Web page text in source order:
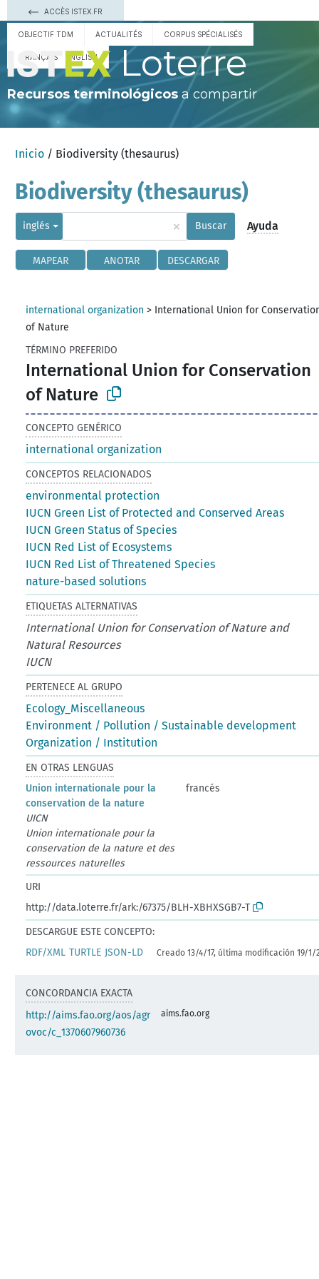
ACCÈS ISTEX.FR
OBJECTIF TDM ACTUALITÉS CORPUS SPÉCIALISÉS
FRANÇAIS ENGLISH Loterre
Recursos terminológicos a compartir
Inicio / Biodiversity (thesaurus)
Biodiversity (thesaurus)
inglés × Buscar Ayuda
MAPEAR ANOTAR DESCARGAR
international organization > International Union for
of Nature
TÉRMINO PREFERIDO
International Union for Conservation
of Nature
CONCEPTO GENÉRICO
international organization
CONCEPTOS RELACIONADOS
environmental protection
IUCN Green List of Protected and Conserved Areas
IUCN Green Status of Species
IUCN Red List of Ecosystems
IUCN Red List of Threatened Species
nature-based solutions
ETIQUETAS ALTERNATIVAS
International Union for Conservation of Nature and
Natural Resources
IUCN
PERTENECE AL GRUPO
Ecology_Miscellaneous
Environment / Pollution / Sustainable development
Organization / Institution
EN OTRAS LENGUAS
Union internationale pour la
conservation de la nature
francés
UICN
Union internationale pour la
conservation de la nature et des
ressources naturelles
URI
http://data.loterre.fr/ark:/67375/BLH-XBHXSGB7-T
DESCARGUE ESTE CONCEPTO:
RDF/XML TURTLE JSON-LD Creado 13/4/17, última modificación 19/1/
CONCORDANCIA EXACTA
http://aims.fao.org/aos/agr
ovoc/c_1370607960736
aims.fao.org